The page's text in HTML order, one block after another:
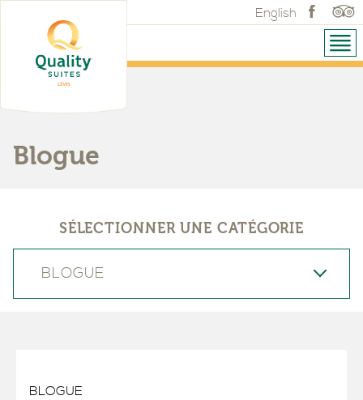
English
Blogue
SÉLECTIONNER UNE CATÉGORIE
BLOGUE